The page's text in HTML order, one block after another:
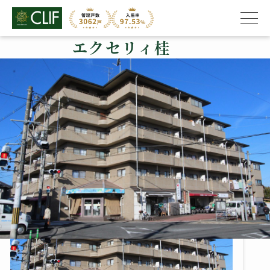
エクセリィ桂
株式会社クライフ >管理物件の紹介 >西京区
エクセリィ桂